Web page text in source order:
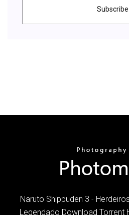
Subscribe
Naruto Shippuden 3 -
Legendado Download Torrent